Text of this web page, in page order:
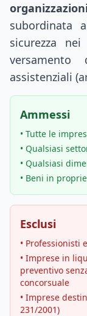
organizzazioni
subordinata
sicurezza
assistenziali
Ammessi
• Tutte le
• Qualsiasi
• Qualsiasi
• Beni in
Esclusi
• Professionisti
• Imprese in
preventivo
concorsuale
• Imprese
231/2001)